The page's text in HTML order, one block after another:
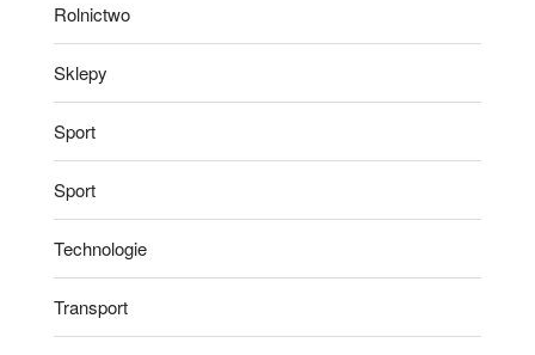
Rolnictwo
Sklepy
Sport
Sport
Technologie
Transport